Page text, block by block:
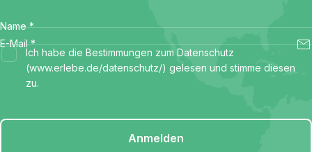
Name *
E-Mail *
Ich habe die Bestimmungen zum Datenschutz
(www.erlebe.de/datenschutz/) gelesen und stimme diesen
zu.
Anmelden